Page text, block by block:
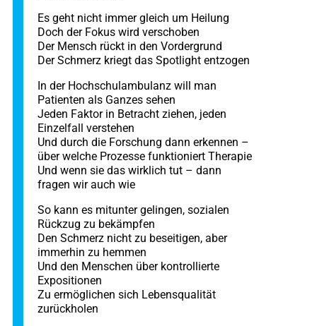
Es geht nicht immer gleich um Heilung
Doch der Fokus wird verschoben
Der Mensch rückt in den Vordergrund
Der Schmerz kriegt das Spotlight entzogen
In der Hochschulambulanz will man
Patienten als Ganzes sehen
Jeden Faktor in Betracht ziehen, jeden
Einzelfall verstehen
Und durch die Forschung dann erkennen –
über welche Prozesse funktioniert Therapie
Und wenn sie das wirklich tut – dann
fragen wir auch wie
So kann es mitunter gelingen, sozialen
Rückzug zu bekämpfen
Den Schmerz nicht zu beseitigen, aber
immerhin zu hemmen
Und den Menschen über kontrollierte
Expositionen
Zu ermöglichen sich Lebensqualität
zurückholen